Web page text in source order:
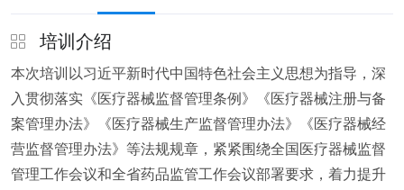
培训介绍
本次培训以习近平新时代中国特色社会主义思想为指导，深
入贯彻落实《医疗器械监督管理条例》《医疗器械注册与备
案管理办法》《医疗器械生产监督管理办法》《医疗器械经
营监督管理办法》等法规规章，紧紧围绕全国医疗器械监督
管理工作会议和全省药品监管工作会议部署要求，着力提升